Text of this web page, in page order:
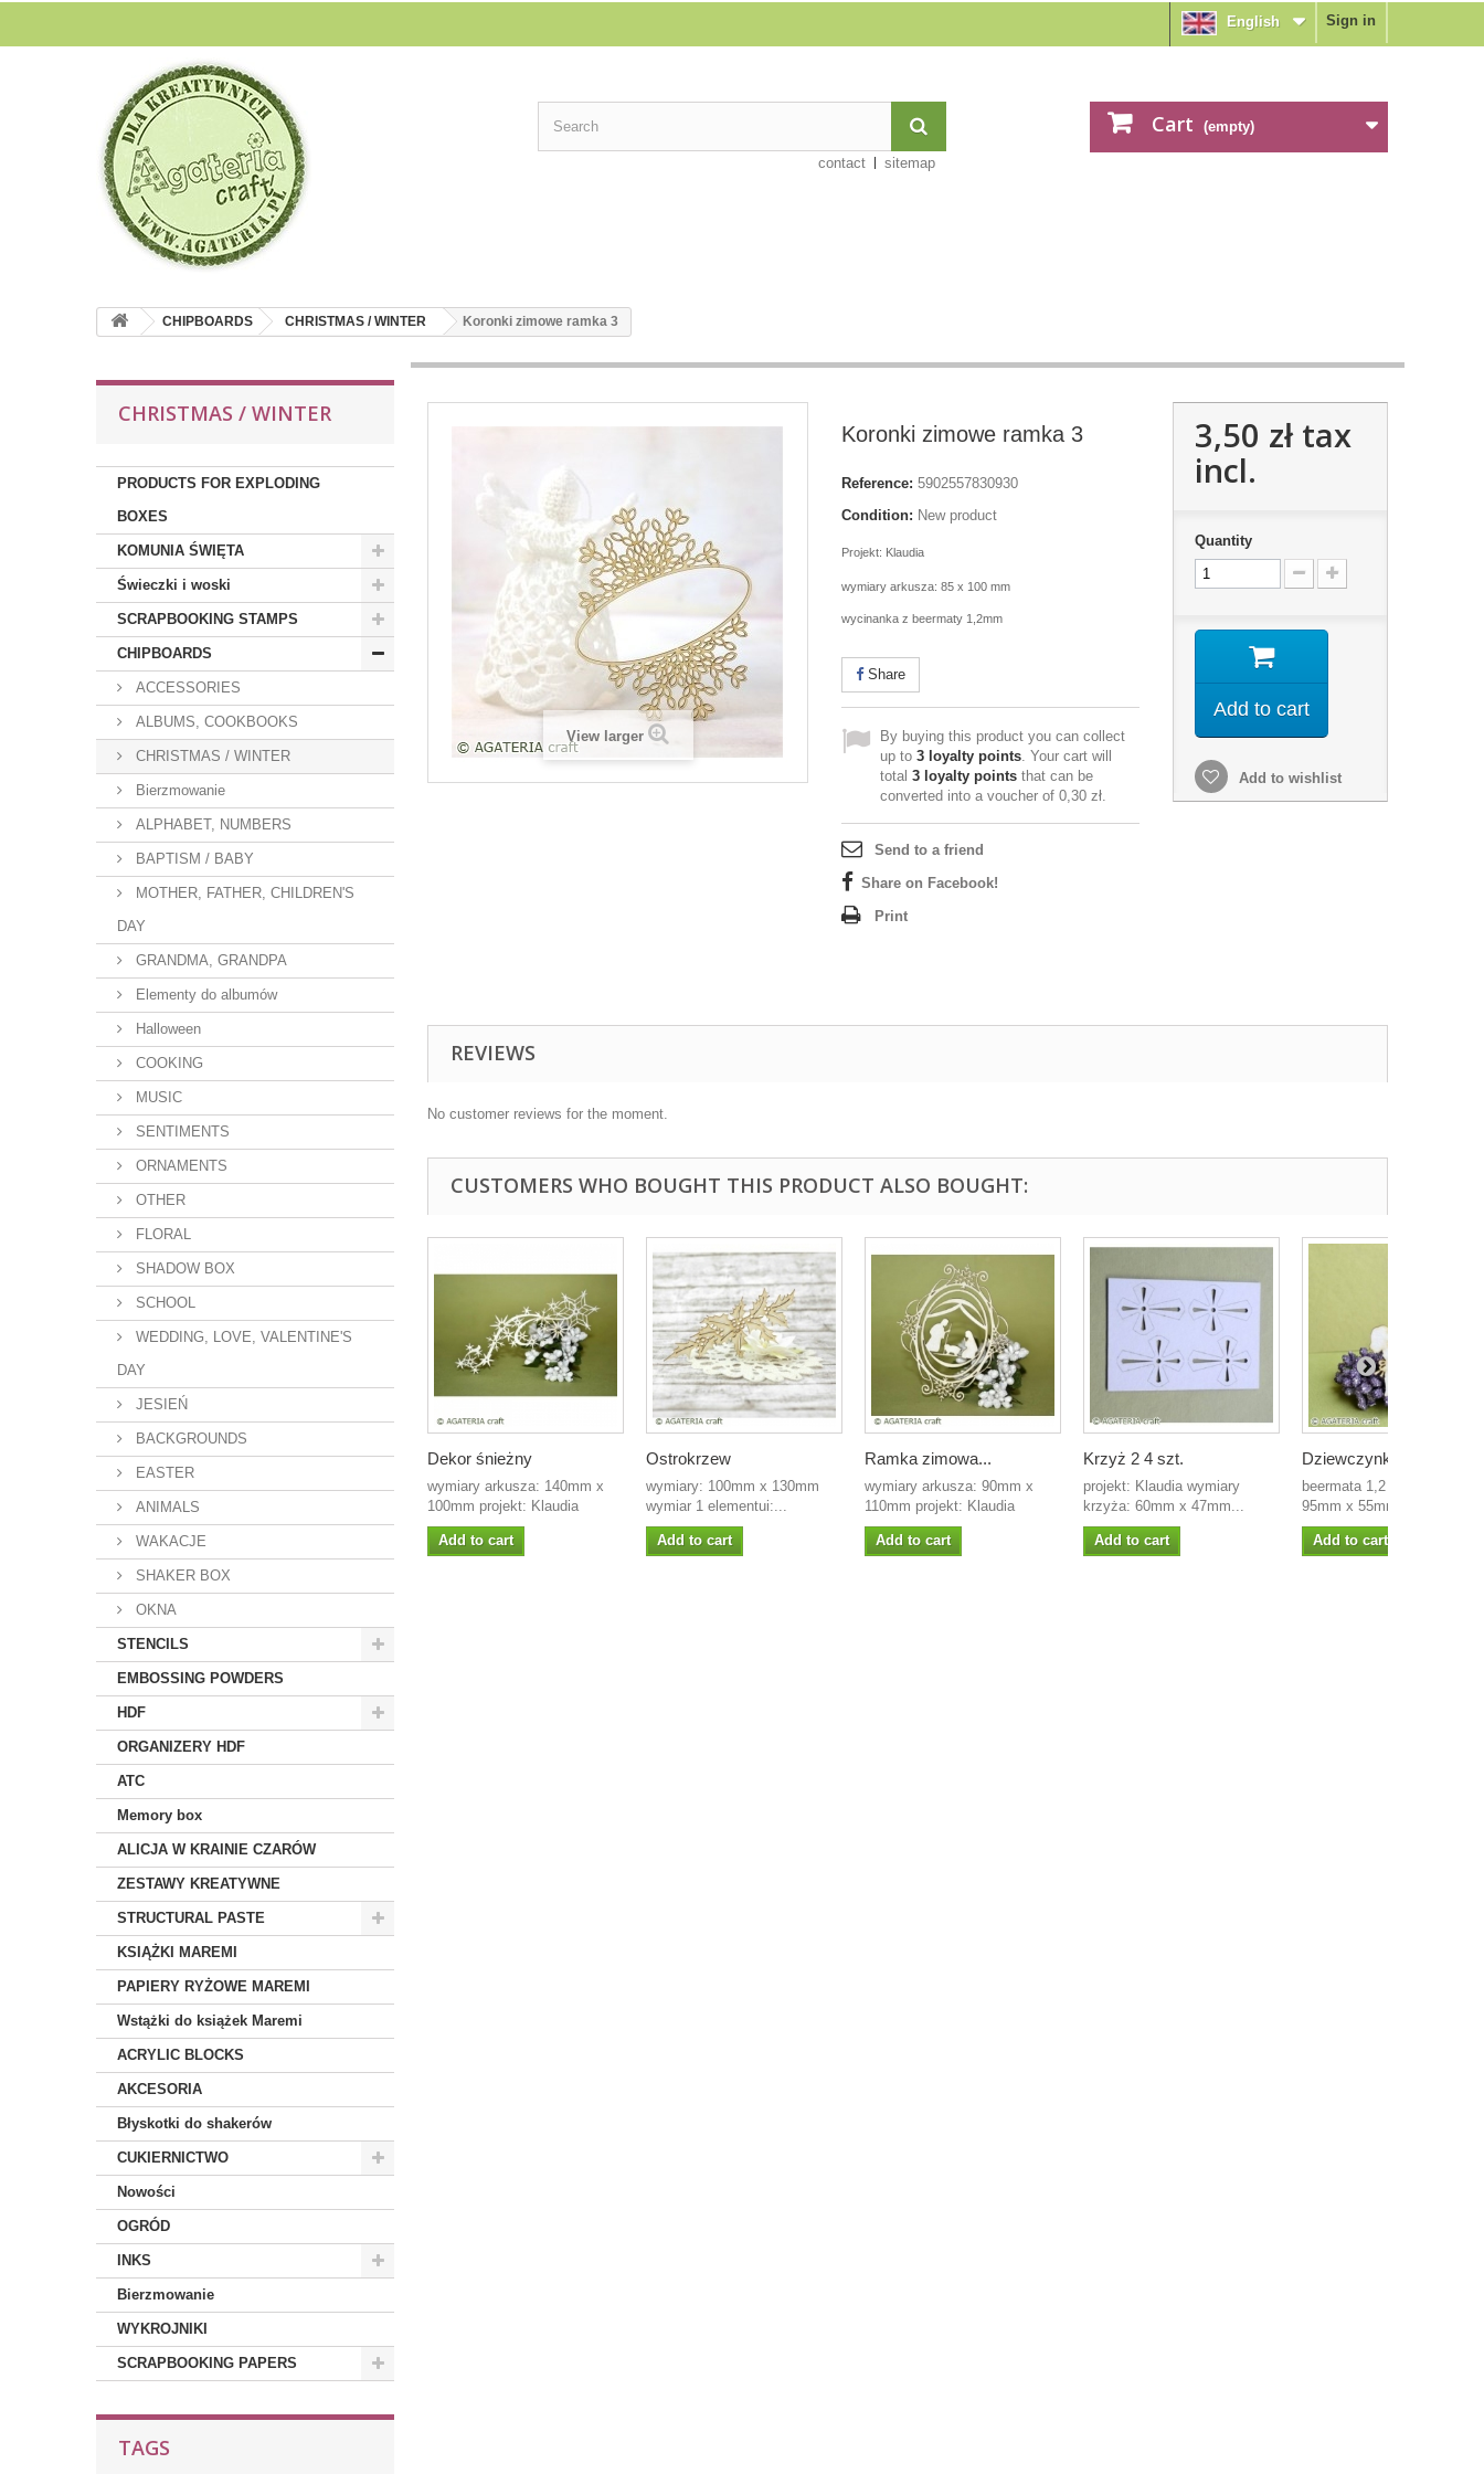
Sign in
English
Cart (empty)
contact sitemap
CHIPBOARDS CHRISTMAS / WINTER Koronki zimowe ramka 3
CHRISTMAS / WINTER
PRODUCTS FOR EXPLODING
BOXES
KOMUNIA ŚWIĘTA
Świeczki i woski
SCRAPBOOKING STAMPS
CHIPBOARDS
ACCESSORIES
ALBUMS, COOKBOOKS
CHRISTMAS / WINTER
Bierzmowanie
ALPHABET, NUMBERS
BAPTISM / BABY
MOTHER, FATHER, CHILDREN'S
DAY
GRANDMA, GRANDPA
Elementy do albumów
Halloween
COOKING
MUSIC
SENTIMENTS
ORNAMENTS
OTHER
FLORAL
SHADOW BOX
SCHOOL
WEDDING, LOVE, VALENTINE'S
DAY
JESIEŃ
BACKGROUNDS
EASTER
ANIMALS
WAKACJE
SHAKER BOX
OKNA
STENCILS
EMBOSSING POWDERS
HDF
ORGANIZERY HDF
ATC
Memory box
ALICJA W KRAINIE CZARÓW
ZESTAWY KREATYWNE
STRUCTURAL PASTE
KSIĄŻKI MAREMI
PAPIERY RYŻOWE MAREMI
Wstążki do książek Maremi
ACRYLIC BLOCKS
AKCESORIA
Błyskotki do shakerów
CUKIERNICTWO
Nowości
OGRÓD
INKS
Bierzmowanie
WYKROJNIKI
SCRAPBOOKING PAPERS
TAGS
View larger
Koronki zimowe ramka 3
Reference: 5902557830930
Condition: New product
Projekt: Klaudia
wymiary arkusza: 85 x 100 mm
wycinanka z beermaty 1,2mm
Share
By buying this product you can collect
up to 3 loyalty points. Your cart will
total 3 loyalty points that can be
converted into a voucher of 0,30 zł.
Send to a friend
Share on Facebook!
Print
3,50 złtax
incl.
Quantity
Add to cart
Add to wishlist
REVIEWS
No customer reviews for the moment.
CUSTOMERS WHO BOUGHT THIS PRODUCT ALSO BOUGHT:
Dekor śnieżny
wymiary arkusza: 140mm x
100mm projekt: Klaudia
Add to cart
Ostrokrzew
wymiary: 100mm x 130mm
wymiar 1 elementui:...
Add to cart
Ramka zimowa...
wymiary arkusza: 90mm x
110mm projekt: Klaudia
Add to cart
Krzyż 2 4 szt.
projekt: Klaudia wymiary
krzyża: 60mm x 47mm...
Add to cart
Dziewczynka...
beermata 1,2 mm wymiar:
95mm x 55mm projekt:
Add to cart